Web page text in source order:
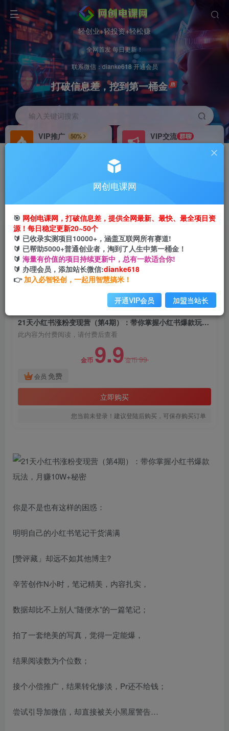
轻创业+轻投资+轻松赚
全网首发 每日更新！
联系微信：dianke618 开通会员
打破信息差，挖到第一桶金
输入关键词搜索
VIP推广
50%
VIP交流 群聊
研究探讨更多创业项目路子。
搭建同款网站，自己当老板
21天小红书涨粉变现营（第4期）：带你掌握小红
书爆款玩法，月赚10W+秘密
网创电课网
2年前发布
1822 171
21天小红书涨粉变现营（第4期）：带你掌握小红书爆款玩法，月赚10W+秘密
此内容为付费阅读，请付费后查看
金币 9.9金币99
会员 免费
立即购买
您当前未登录！建议登陆后购买，可保存购买订单
你是不是也有这样的困惑：
明明自己的小红书笔记干货满满
[赞评藏」却远不如其他博主?
辛苦创作N小时，笔记精美，内容扎实，
数据却比不上别人“随便水”的一篇笔记；
拍了一套绝美的写真，觉得一定能爆，
结果阅读数为个位数；
接个小偿推广，结果转化惨淡，Pr还不给钱；
尝试引导加微信，却直接被关小黑屋警告…
网创电课网
🎯 网创电课网，打破信息差，提供全网最新、最快、最全项目资
源！每日稳定更新20~50个
🔰 已收录实测项目10000+，涵盖互联网所有赛道!
🔰 已帮助5000+普通创业者，淘到了人生中第一桶金！
🔰 海量有价值的项目持续更新中，总有一款适合你!
🔰 办理会员，添加站长微信:dianke618
👉 加入必智轻创，一起用智慧搞米！
开通VIP会员 加盟当站长